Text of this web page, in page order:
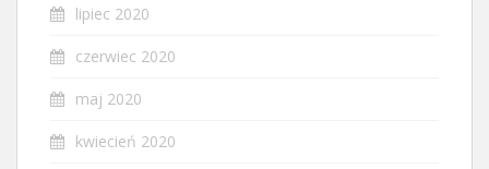
lipiec 2020
czerwiec 2020
maj 2020
kwiecień 2020